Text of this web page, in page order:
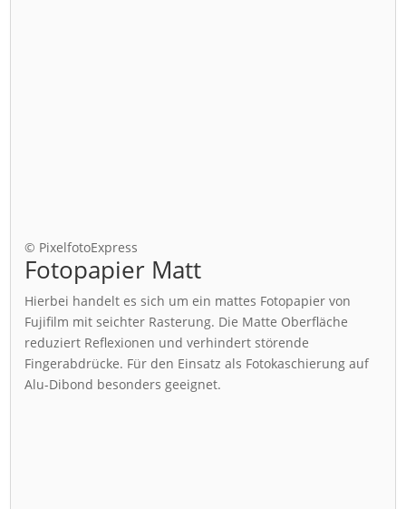
© PixelfotoExpress
Fotopapier Matt
Hierbei handelt es sich um ein mattes Fotopapier von
Fujifilm mit seichter Rasterung. Die Matte Oberfläche
reduziert Reflexionen und verhindert störende
Fingerabdrücke. Für den Einsatz als Fotokaschierung auf
Alu-Dibond besonders geeignet.